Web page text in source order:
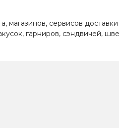
магазинов, сервисов
гарниров, сэндвичей,